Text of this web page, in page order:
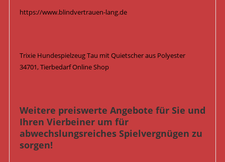
https://www.blindvertrauen-lang.de
Trixie Hundespielzeug Tau mit Quietscher aus Polyester
34701, Tierbedarf Online Shop
Weitere preiswerte Angebote für Sie und
Ihren Vierbeiner um für
abwechslungsreiches Spielvergnügen zu
sorgen!